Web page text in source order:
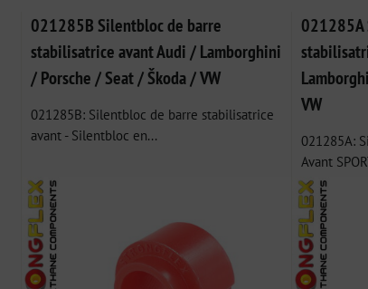
021285B Silentbloc de barre
stabilisatrice avant Audi / Lamborghini
/ Porsche / Seat / Škoda / VW
021285B: Silentbloc de barre stabilisatrice
avant - Silentbloc en...
021285A
VW
021285A:
Avant